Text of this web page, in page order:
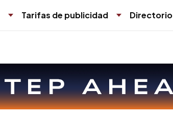
Tarifas de publicidad Directorio